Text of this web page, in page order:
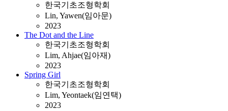
한국기초조형학회
Lin, Yawen(임아문)
2023
The Dot and the Line
한국기초조형학회
Lim, Ahjae(임아재)
2023
Spring Girl
한국기초조형학회
Lim, Yeontaek(임연택)
2023